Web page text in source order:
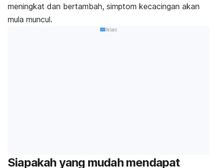
meningkat dan bertambah, simptom kecacingan akan
mula muncul.
Iklan
Siapakah yang mudah mendapat